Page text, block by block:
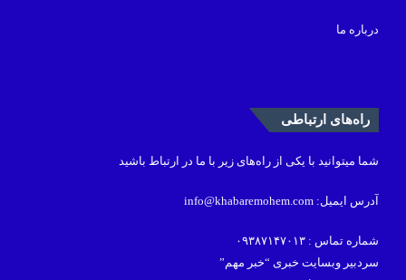
درباره ما
راه‌های ارتباطی
شما میتوانید با یکی از راه‌های زیر با ما در ارتباط باشید
آدرس ایمیل: info@khabaremohem.com
شماره تماس : ۰۹۳۸۷۱۴۷۰۱۳
سردبیر وبسایت خبری “خبر مهم”